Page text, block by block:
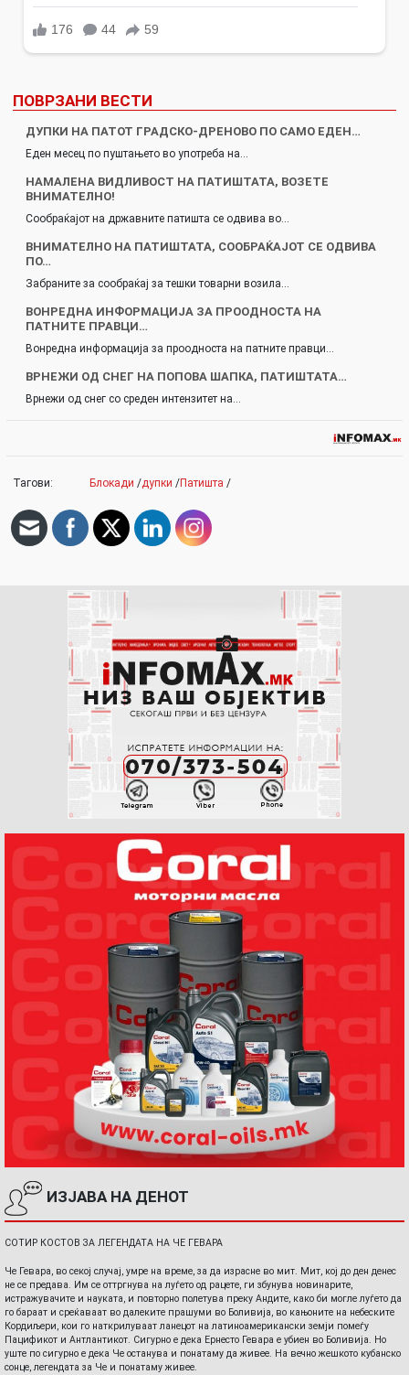
ПОВРЗАНИ ВЕСТИ
ДУПКИ НА ПАТОТ ГРАДСКО-ДРЕНОВО ПО САМО ЕДЕН…
Еден месец по пуштањето во употреба на…
НАМАЛЕНА ВИДЛИВОСТ НА ПАТИШТАТА, ВОЗЕТЕ
ВНИМАТЕЛНО!
Сообраќајот на државните патишта се одвива во…
ВНИМАТЕЛНО НА ПАТИШТАТА, СООБРАЌАЈОТ СЕ ОДВИВА
ПО…
Забраните за сообраќај за тешки товарни возила…
ВОНРЕДНА ИНФОРМАЦИЈА ЗА ПРООДНОСТА НА
ПАТНИТЕ ПРАВЦИ…
Вонредна информација за проодноста на патните правци…
ВРНЕЖИ ОД СНЕГ НА ПОПОВА ШАПКА, ПАТИШТАТА…
Врнежи од снег со среден интензитет на…
Тагови: Блокади /дупки /Патишта /
ИЗЈАВА НА ДЕНОТ
СОТИР КОСТОВ ЗА ЛЕГЕНДАТА НА ЧЕ ГЕВАРА
Че Гевара, во секој случај, умре на време, за да израсне во мит. Мит, кој до ден денес
не се предава. Им се оттргнува на луѓето од рацете, ги збунува новинарите,
истражувачите и науката, и повторно полетува преку Андите, како би могле луѓето да
го бараат и среќаваат во далеките прашуми во Боливија, во кањоните на небеските
Кордиљери, кои го наткрилуваат ланецот на латиноамерикански земји помеѓу
Пацификот и Антлантикот. Сигурно е дека Ернесто Гевара е убиен во Боливија. Но
уште по сигурно е дека Че останува и понатаму да живее. На вечно жешкото кубанско
сонце, легендата за Че и понатаму живее.